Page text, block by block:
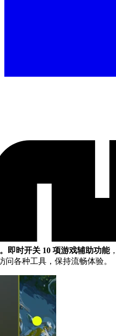
即时开关 10 项游戏辅助功能
各种工具，保持流畅体验。